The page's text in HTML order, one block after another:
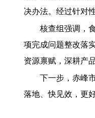
决办法。经过针对
核查组强调，
项完成问题整改落
资源禀赋，深耕产
下一步，赤峰
落地、快见效，更